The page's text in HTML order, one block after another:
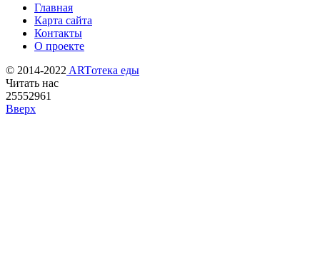
Главная
Карта сайта
Контакты
О проекте
© 2014-2022 ARTотека еды
Читать нас
25552961
Вверх